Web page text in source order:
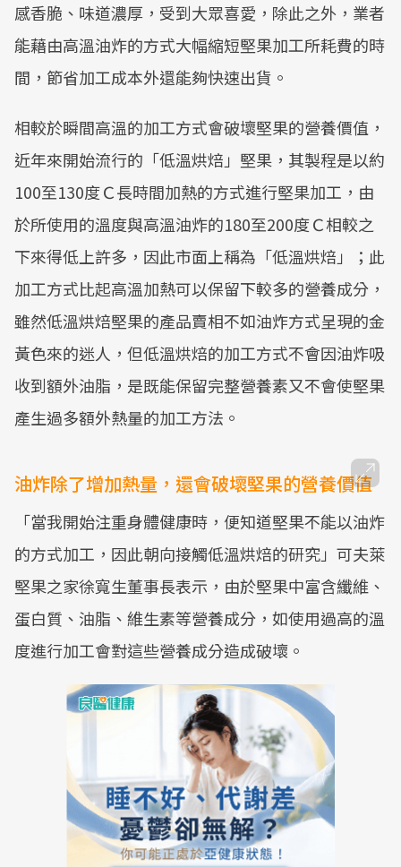
感香脆、味道濃厚，受到大眾喜愛，除此之外，業者
能藉由高溫油炸的方式大幅縮短堅果加工所耗費的時
間，節省加工成本外還能夠快速出貨。
相較於瞬間高溫的加工方式會破壞堅果的營養價值，
近年來開始流行的「低溫烘焙」堅果，其製程是以約
100至130度Ｃ長時間加熱的方式進行堅果加工，由
於所使用的溫度與高溫油炸的180至200度Ｃ相較之
下來得低上許多，因此市面上稱為「低溫烘焙」；此
加工方式比起高溫加熱可以保留下較多的營養成分，
雖然低溫烘焙堅果的產品賣相不如油炸方式呈現的金
黃色來的迷人，但低溫烘焙的加工方式不會因油炸吸
收到額外油脂，是既能保留完整營養素又不會使堅果
產生過多額外熱量的加工方法。
油炸除了增加熱量，還會破壞堅果的營養價值
「當我開始注重身體健康時，便知道堅果不能以油炸
的方式加工，因此朝向接觸低溫烘焙的研究」可夫萊
堅果之家徐寬生董事長表示，由於堅果中富含纖維、
蛋白質、油脂、維生素等營養成分，如使用過高的溫
度進行加工會對這些營養成分造成破壞。